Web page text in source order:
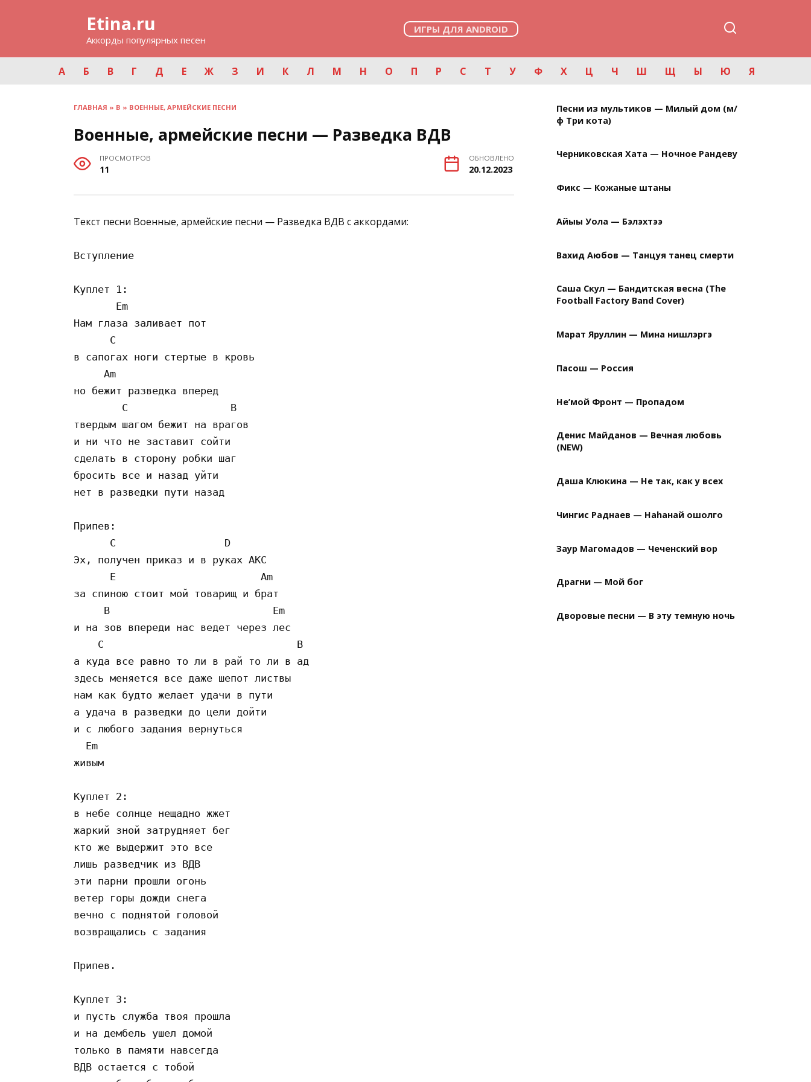
Etina.ru
Аккорды популярных песен
ИГРЫ ДЛЯ ANDROID
А Б В Г Д Е Ж З И К Л М Н О П Р С Т У Ф Х Ц Ч Ш Щ Ы Ю Я
ГЛАВНАЯ » В » ВОЕННЫЕ, АРМЕЙСКИЕ ПЕСНИ
Военные, армейские песни — Разведка ВДВ
ПРОСМОТРОВ
11
ОБНОВЛЕНО
20.12.2023
Текст песни Военные, армейские песни — Разведка ВДВ с аккордами:
Вступление
Куплет 1:
       Em
Нам глаза заливает пот
      C
в сапогах ноги стертые в кровь
     Am
но бежит разведка вперед
        C                 B
твердым шагом бежит на врагов
и ни что не заставит сойти
сделать в сторону робки шаг
бросить все и назад уйти
нет в разведки пути назад
Припев:
      C                  D
Эх, получен приказ и в руках АКС
      E                        Am
за спиною стоит мой товарищ и брат
     B                           Em
и на зов впереди нас ведет через лес
    C                                B
а куда все равно то ли в рай то ли в ад
здесь меняется все даже шепот листвы
нам как будто желает удачи в пути
а удача в разведки до цели дойти
и с любого задания вернуться
  Em
живым
Куплет 2:
в небе солнце нещадно жжет
жаркий зной затрудняет бег
кто же выдержит это все
лишь разведчик из ВДВ
эти парни прошли огонь
ветер горы дожди снега
вечно с поднятой головой
возвращались с задания
Припев.
Куплет 3:
и пусть служба твоя прошла
и на дембель ушел домой
только в памяти навсегда
ВДВ остается с тобой
Песни из мультиков — Милый дом (м/
ф Три кота)
Черниковская Хата — Ночное Рандеву
Фикс — Кожаные штаны
Айыы Уола — Бэлэхтээ
Вахид Аюбов — Танцуя танец смерти
Саша Скул — Бандитская весна (The
Football Factory Band Cover)
Марат Яруллин — Мина нишлэргэ
Пасош — Россия
Не’мой Фронт — Пропадом
Денис Майданов — Вечная любовь
(NEW)
Даша Клюкина — Не так, как у всех
Чингис Раднаев — Наhанай ошолго
Заур Магомадов — Чеченский вор
Драгни — Мой бог
Дворовые песни — В эту темную ночь